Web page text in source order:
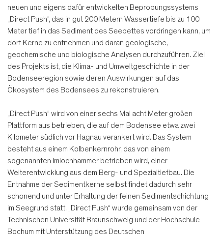
neuen und eigens dafür entwickelten Beprobungssystems
„Direct Push“, das in gut 200 Metern Wassertiefe bis zu 100
Meter tief in das Sediment des Seebettes vordringen kann, um
dort Kerne zu entnehmen und daran geologische,
geochemische und biologische Analysen durchzuführen. Ziel
des Projekts ist, die Klima- und Umweltgeschichte in der
Bodenseeregion sowie deren Auswirkungen auf das
Ökosystem des Bodensees zu rekonstruieren.
„Direct Push“ wird von einer sechs Mal acht Meter großen
Plattform aus betrieben, die auf dem Bodensee etwa zwei
Kilometer südlich vor Hagnau verankert wird. Das System
besteht aus einem Kolbenkernrohr, das von einem
sogenannten Imlochhammer betrieben wird, einer
Weiterentwicklung aus dem Berg- und Spezialtiefbau. Die
Entnahme der Sedimentkerne selbst findet dadurch sehr
schonend und unter Erhaltung der feinen Sedimentschichtung
im Seegrund statt. „Direct Push“ wurde gemeinsam von der
Technischen Universität Braunschweig und der Hochschule
Bochum mit Unterstützung des Deutschen